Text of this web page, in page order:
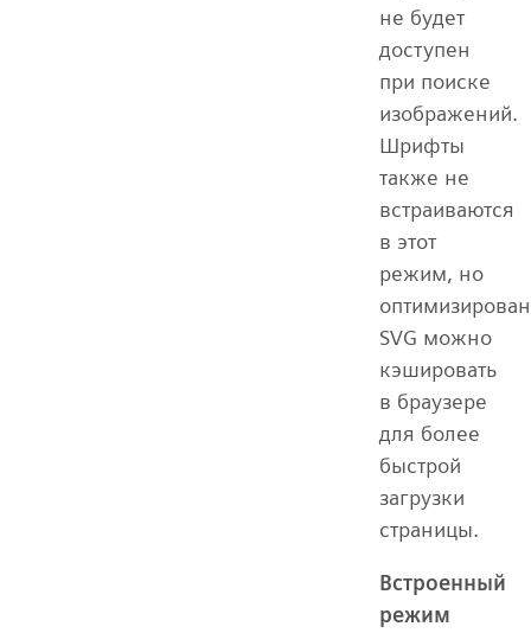
не будет
доступен
при поиске
изображений.
Шрифты
также не
встраиваются
в этот
режим, но
SVG можно
кэшировать
в браузере
для более
быстрой
загрузки
страницы.
Встроенный
режим